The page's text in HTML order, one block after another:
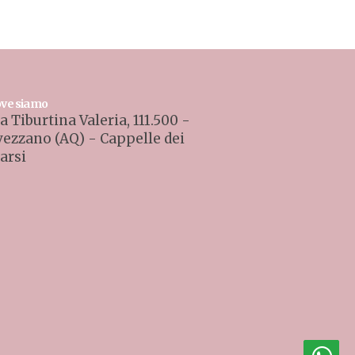
siamo
Tiburtina Valeria, 111.500 -
(AQ) - Cappelle dei